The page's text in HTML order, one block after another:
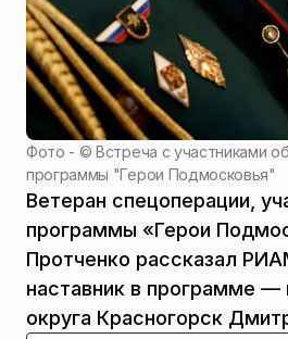
Фото - ©Встреча с участниками
программы "Герои Подмосковья"
Ветеран спецоперации,
программы «Герои
Протченко рассказал
наставник в программе —
округа Красногорск